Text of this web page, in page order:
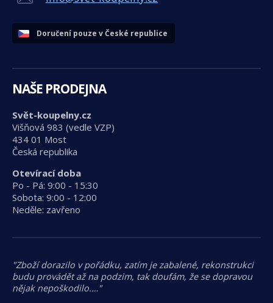
Doručení pouze v České republice
NAŠE PRODEJNA
Svět-koupelny.cz
Višňová 983 (vedle VZP)
434 01 Most
Česká republika
Otevírací doba
Po - Pá: 9:00 - 15:30
Sobota: 9:00 - 12:00
Neděle: zavřeno
"Zboží dorazilo v pořádku, zatím je zabalené, rekonstrukci
budu provádět až na podzim, tak doufám, že se dopravou
nějak nepoškodilo.…"